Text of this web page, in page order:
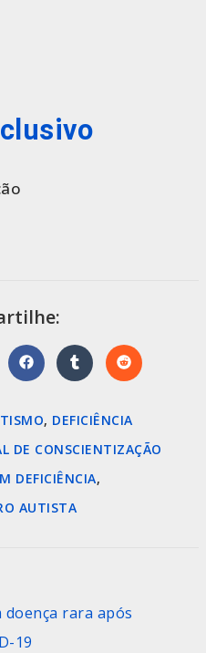
, DEFICIÊNCIA
DE CONSCIENTIZAÇÃO
DEFICIÊNCIA,
AUTISTA
doença rara após
19